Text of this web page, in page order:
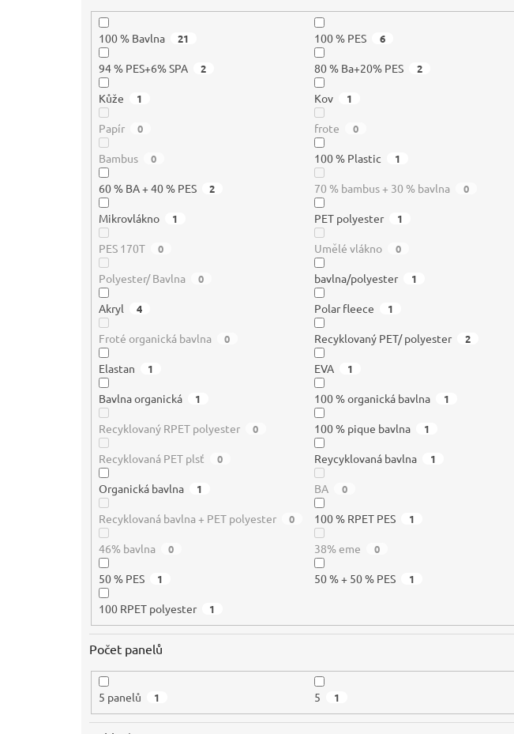
100 % Bavlna 21 100 % PES 6
94 % PES+6% SPA 2 80 % Ba+20% PES 2
Kůže 1 Kov 1
Papír 0 frote 0
Bambus 0 100 % Plastic 1
60 % BA + 40 % PES 2 70 % bambus + 30 % bavlna 0
Mikrovlákno 1 PET polyester 1
PES 170T 0 Umělé vlákno 0
Polyester/ Bavlna 0 bavlna/polyester 1
Akryl 4 Polar fleece 1
Froté organická bavlna 0 Recyklovaný PET/ polyester 2
Elastan 1 EVA 1
Bavlna organická 1 100 % organická bavlna 1
Recyklovaný RPET polyester 0 100 % pique bavlna 1
Recyklovaná PET plsť 0 Reycyklovaná bavlna 1
Organická bavlna 1 BA 0
Recyklovaná bavlna + PET polyester 0 100 % RPET PES 1
46% bavlna 0 38% eme 0
50 % PES 1 50 % + 50 % PES 1
100 RPET polyester 1
Počet panelů
5 panelů 1 5 1